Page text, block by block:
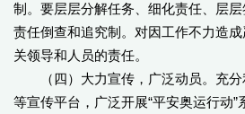
制。要层层分解任务、细化责任、层
责任倒查和追究制。对因工作不力造
关领导和人员的责任。
（四）大力宣传，广泛动员。充分
等宣传平台，广泛开展“平安奥运行动”